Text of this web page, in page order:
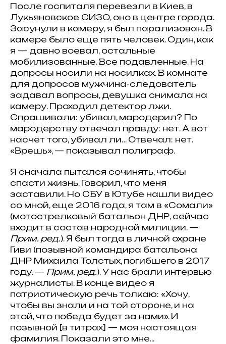
После госпиталя перевезли в Киев, в
Лукьяновское СИЗО, оно в центре города.
Засунули в камеру, я был парализован. В
камере было еще пять человек. Один, как
я — давно воевал, остальные
мобилизованные. Все подавленные. На
допросы носили на носилках. В комнате
для допросов мужчина-следователь
задавал вопросы, девушка снимала на
камеру. Проходил детектор лжи.
Спрашивали: убивал, мародерил? По
мародерству отвечал правду: нет. А вот
насчет того, убивал ли… Отвечал: нет.
«Врешь», — показывал полиграф.
Я сначала пытался сочинять, чтобы
спасти жизнь. Говорил, что меня
заставили. Но СБУ в Ютубе нашли видео
со мной, еще 2016 года, я там в «Сомали»
(мотострелковый батальон ДНР, сейчас
входит в состав народной милиции. —
Прим. ред.). Я был тогда в личной охране
Гиви (позывной командира батальона
ДНР Михаила Толстых, погибшего в 2017
году. — Прим. ред.). У нас брали интервью
журналисты. В конце видео я
патриотическую речь толкаю: «Хочу,
чтобы вы знали и на той стороне, и на
этой, что победа будет за нами». И
позывной [в титрах] — моя настоящая
фамилия. Показали это мне...